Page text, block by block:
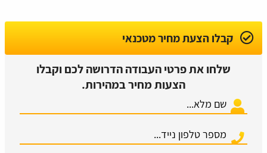
קבלו הצעת מחיר מטכנאי
שלחו את פרטי העבודה הדרושה לכם וקבלו
הצעות מחיר במהירות.